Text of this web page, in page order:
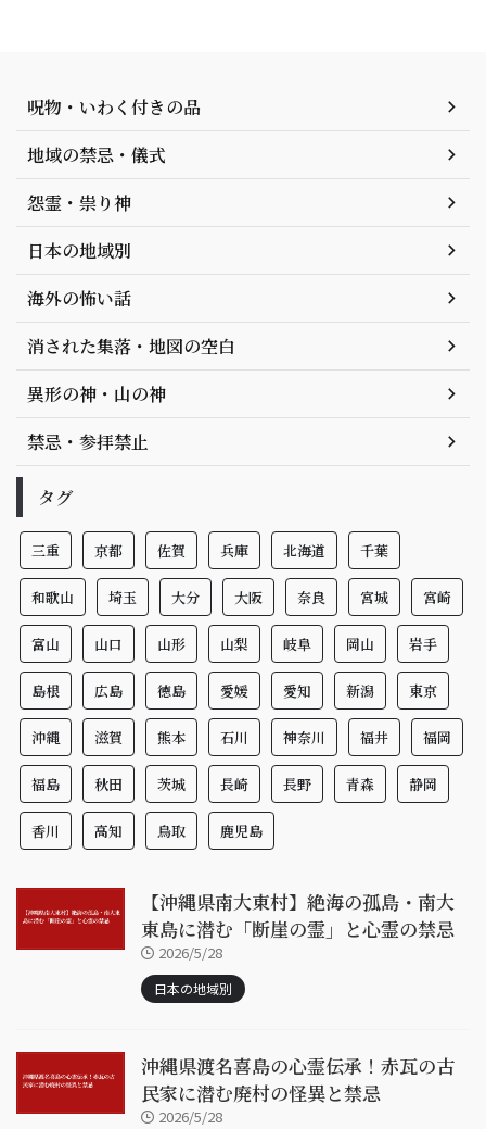
呪物・いわく付きの品
地域の禁忌・儀式
怨霊・祟り神
日本の地域別
海外の怖い話
消された集落・地図の空白
異形の神・山の神
禁忌・参拝禁止
タグ
三重 京都 佐賀 兵庫 北海道 千葉
和歌山 埼玉 大分 大阪 奈良 宮城 宮崎
富山 山口 山形 山梨 岐阜 岡山 岩手
島根 広島 徳島 愛媛 愛知 新潟 東京
沖縄 滋賀 熊本 石川 神奈川 福井 福岡
福島 秋田 茨城 長崎 長野 青森 静岡
香川 高知 鳥取 鹿児島
【沖縄県南大東村】絶海の孤島・南大
東島に潜む「断崖の霊」と心霊の禁忌
2026/5/28
日本の地域別
沖縄県渡名喜島の心霊伝承！赤瓦の古
民家に潜む廃村の怪異と禁忌
2026/5/28